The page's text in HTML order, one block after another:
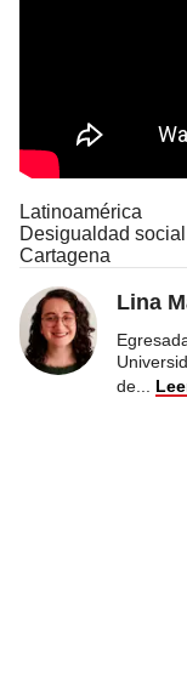
Latinoamérica
Desigualdad social
Cartagena
Lina
de